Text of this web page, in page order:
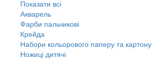
Показати всі
Акварель
Фарби пальчикові
Крейда
Набори кольорового паперу та картону
Ножиці дитячі